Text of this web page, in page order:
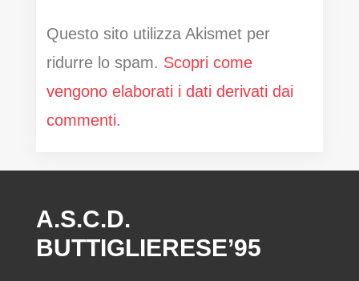
Questo sito utilizza Akismet per
ridurre lo spam. Scopri come
vengono elaborati i dati derivati dai
commenti.
A.S.C.D.
BUTTIGLIERESE’95